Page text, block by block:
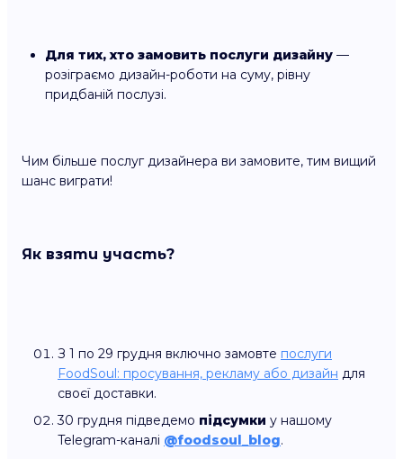
Для тих, хто замовить послуги дизайну —
розіграємо дизайн-роботи на суму, рівну
придбаній послузі.
Чим більше послуг дизайнера ви замовите, тим вищий
шанс виграти!
Як взяти участь?
З 1 по 29 грудня включно замовте послуги
FoodSoul: просування, рекламу або дизайн для
своєї доставки.
30 грудня підведемо підсумки у нашому
Telegram-каналі @foodsoul_blog.